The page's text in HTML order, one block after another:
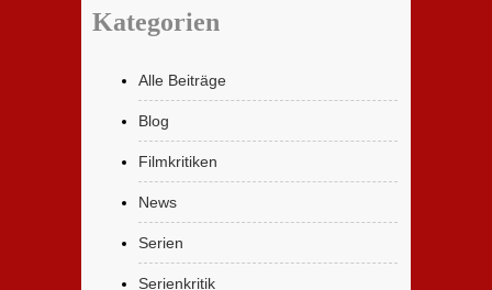
Kategorien
Alle Beiträge
Blog
Filmkritiken
News
Serien
Serienkritik